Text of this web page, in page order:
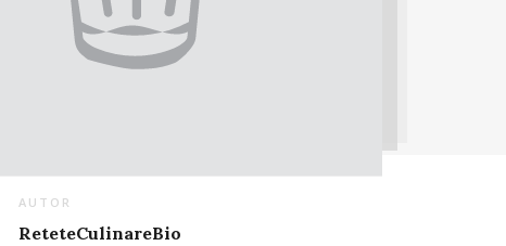
AUTOR
ReteteCulinareBio